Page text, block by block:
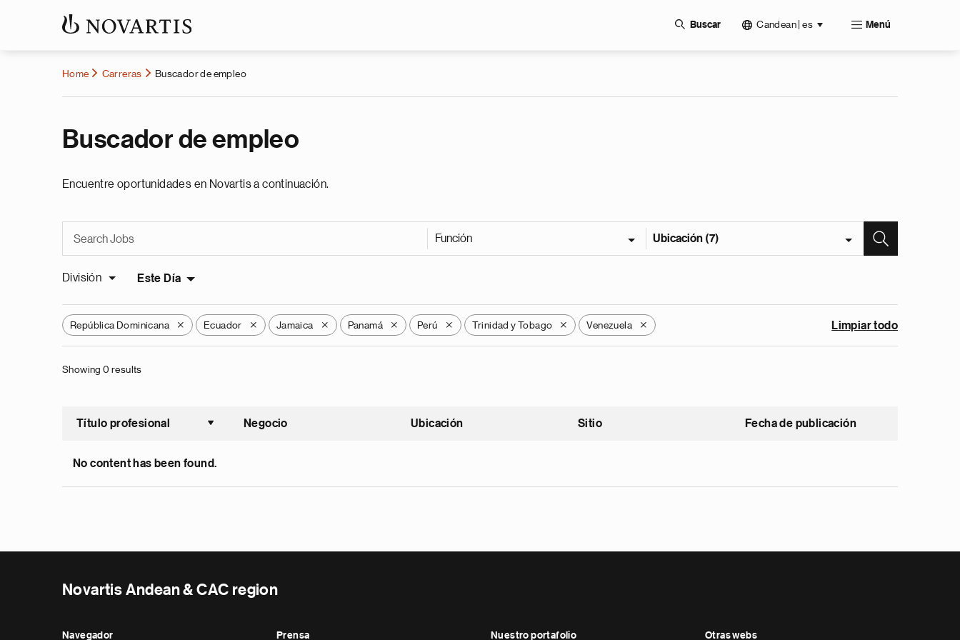
Buscar Candean | es Menú
Home Carreras Buscador de empleo
Buscador de empleo
Encuentre oportunidades en Novartis a continuación.
Función Ubicación (7)
División Este Día
República Dominicana X Ecuador X Jamaica X Panamá X Perú X Trinidad y Tobago X Venezuela X Limpiar todo
Showing 0 results
Título profesional
Ordenar ascendente
Negocio Ubicación Sitio Fecha de publicación
No content has been found.
Novartis Andean & CAC region
Navegador Prensa Nuestro portafolio Otras webs